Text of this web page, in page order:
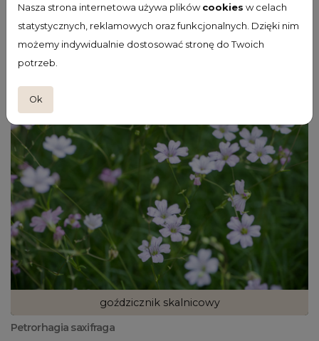
Nasza strona internetowa używa plikówcookies w celach
statystycznych, reklamowych oraz funkcjonalnych. Dzięki nim
możemy indywidualnie dostosować stronę do Twoich
potrzeb.
Ok
goździcznik skalnicowy
Petrorhagia saxifraga